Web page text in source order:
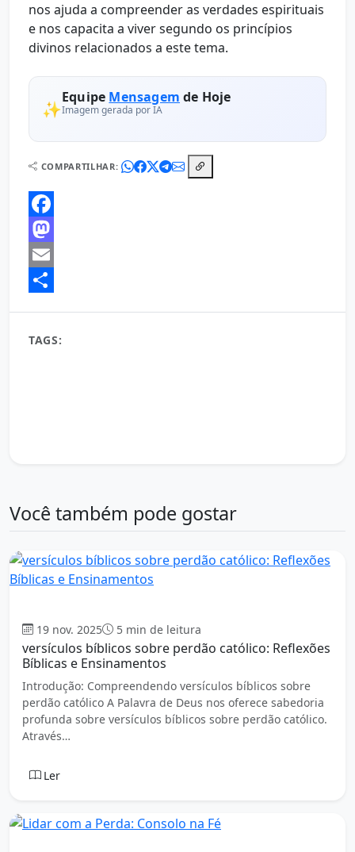
nos ajuda a compreender as verdades espirituais
e nos capacita a viver segundo os princípios
divinos relacionados a este tema.
✨
Equipe Mensagem de Hoje
Imagem gerada por IA
COMPARTILHAR:
Facebook
Mastodon
Email
TAGS:
Você também pode gostar
19 nov. 2025 5 min de leitura
versículos bíblicos sobre perdão católico: Reflexões
Bíblicas e Ensinamentos
Introdução: Compreendendo versículos bíblicos sobre
perdão católico A Palavra de Deus nos oferece sabedoria
profunda sobre versículos bíblicos sobre perdão católico.
Através…
Ler